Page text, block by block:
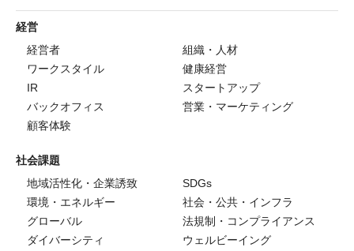
経営
経営者
組織・人材
ワークスタイル
健康経営
IR
スタートアップ
バックオフィス
営業・マーケティング
顧客体験
社会課題
地域活性化・企業誘致
SDGs
環境・エネルギー
社会・公共・インフラ
グローバル
法規制・コンプライアンス
ダイバーシティ
ウェルビーイング